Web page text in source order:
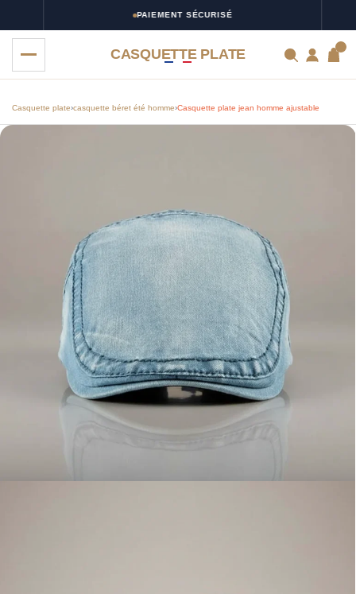
PAIEMENT SÉCURISÉ
CASQUETTE PLATE
Casquette plate›casquette béret été homme›Casquette plate jean homme ajustable